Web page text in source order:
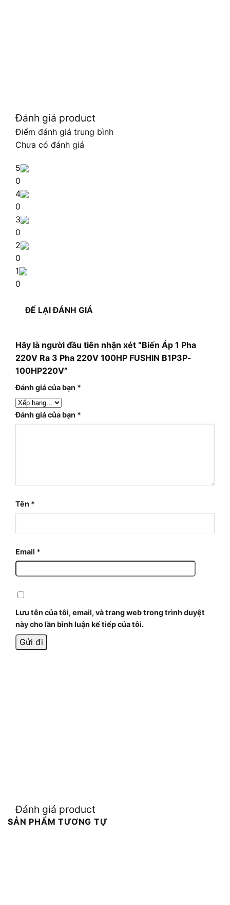
Đánh giá product
Điểm đánh giá trung bình
Chưa có đánh giá
5
0
4
0
3
0
2
0
1
0
ĐỂ LẠI ĐÁNH GIÁ
Hãy là người đầu tiên nhận xét “Biến Áp 1 Pha
220V Ra 3 Pha 220V 100HP FUSHIN B1P3P-
100HP220V”
Đánh giá của bạn *
Đánh giá của bạn *
Tên *
Email *
Lưu tên của tôi, email, và trang web trong trình duyệt
này cho lần bình luận kế tiếp của tôi.
Đánh giá product
SẢN PHẨM TƯƠNG TỰ